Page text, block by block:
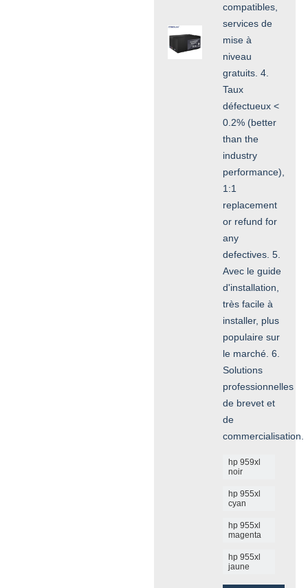
compatibles,
services de
mise à
niveau
gratuits. 4.
Taux
défectueux <
0.2% (better
than the
industry
performance),
1:1
replacement
or refund for
any
defectives. 5.
Avec le guide
d'installation,
très facile à
installer, plus
populaire sur
le marché. 6.
Solutions
professionnelles
de brevet et
de
commercialisation.
hp 959xl
noir
hp 955xl
cyan
hp 955xl
magenta
hp 955xl
jaune